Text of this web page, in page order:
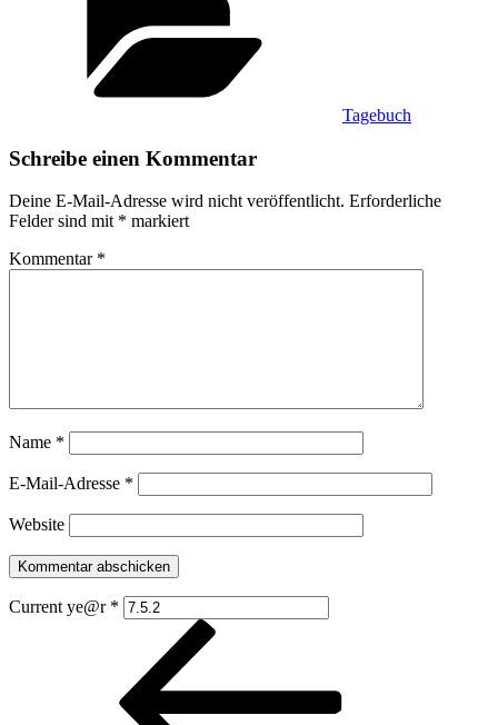
Tagebuch
Schreibe einen Kommentar
Deine E-Mail-Adresse wird nicht veröffentlicht. Erforderliche
Felder sind mit * markiert
Kommentar *
Name *
E-Mail-Adresse *
Website
Current ye@r *
Beitragsnavigation